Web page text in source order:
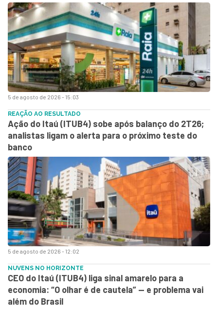
5 de agosto de 2026 - 15:03
5 de agosto de 2026 - 12:02
REAÇÃO AO RESULTADO
Ação do Itaú (ITUB4) sobe após balanço do 2T26;
analistas ligam o alerta para o próximo teste do
banco
NUVENS NO HORIZONTE
CEO do Itaú (ITUB4) liga sinal amarelo para a
economia: “O olhar é de cautela” — e problema vai
além do Brasil